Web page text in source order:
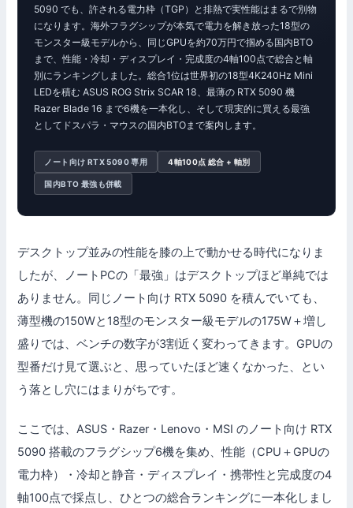
5090 でも、許される電力枠（TGP）と排熱で実性能はまるで別物
になります。海外フラグシップが本気で電力を解き放った18型の
モンスター級モデルから、同じGPUを約70万円で掴める国内BTO
まで、性能・冷却・ディスプレイ・完成度の4軸100点で総合と軸
別にランキングしました。総合1位は世界初の18型4K240Hz Mini
LEDを積む ASUS ROG Strix SCAR 18、最薄の RTX 5090 機
Razer Blade 16 まで6機を一本化し、そして現実的に買える最強
としてドスパラ・マウスの国内BTOまで案内します。
ノート向け RTX 5090 専用 4軸100点 総合 + 軸別
国内BTO 最強も併載
デスクトップ並みの性能を膝の上で動かせる時代になりま
したが、ノートPCの「最強」はデスクトップほど単純では
ありません。同じノート向け RTX 5090 を積んでいても、
薄型機の150Wと18型のモンスター級モデルの175W＋増し
盛りでは、ベンチの数字が3割近く変わってきます。GPUの
型番だけ見て選ぶと、思っていたほど速くなかった、とい
う落とし穴にはまりがちです。
ここでは、ASUS・Razer・Lenovo・MSI のノート向け RTX
5090 搭載のフラグシップ6機を集め、性能（CPU＋GPUの
電力枠）・冷却と静音・ディスプレイ・携帯性と完成度の4
軸100点で採点し、ひとつの総合ランキングに一本化しまし